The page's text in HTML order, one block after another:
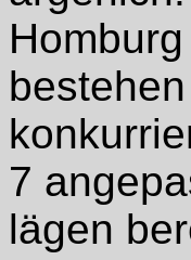
7
lägen